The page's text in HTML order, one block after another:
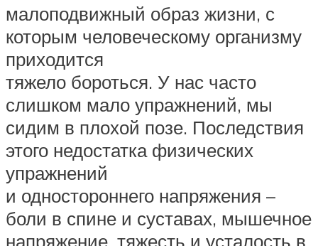
малоподвижный образ жизни, с
которым человеческому организму
приходится
тяжело бороться. У нас часто
слишком мало упражнений, мы
сидим в плохой позе. Последствия
этого недостатка физических
упражнений
и одностороннего напряжения –
боли в спине и суставах, мышечное
напряжение, тяжесть и усталость в